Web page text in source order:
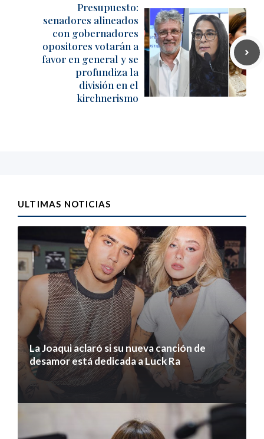
Presupuesto:
senadores alineados
con gobernadores
opositores votarán a
favor en general y se
profundiza la
división en el
kirchnerismo
ULTIMAS NOTICIAS
La Joaqui aclaró si su nueva canción de
desamor está dedicada a Luck Ra
7 agosto 2026